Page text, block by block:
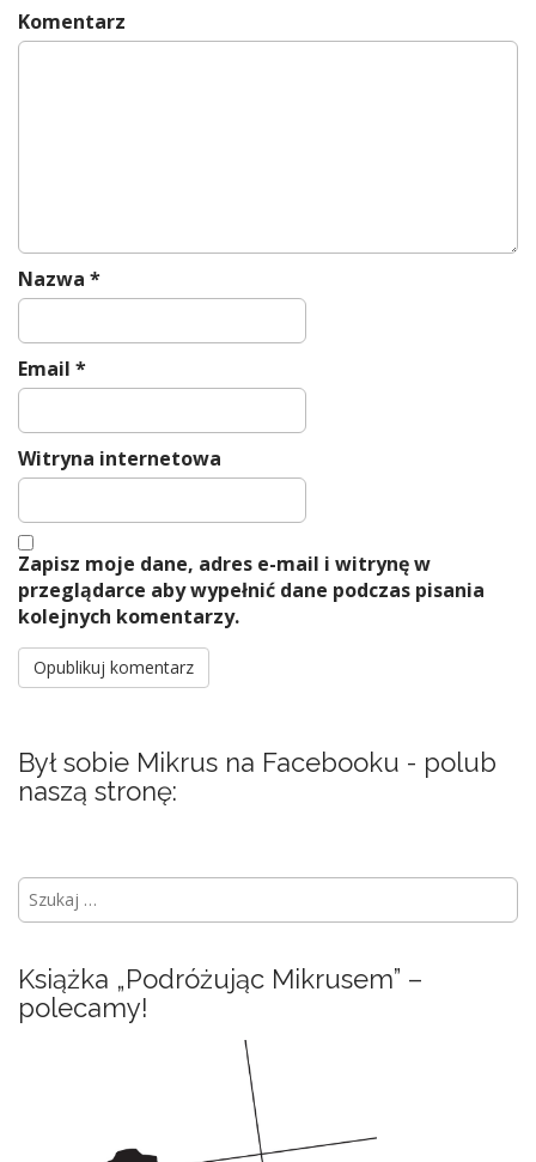
t
Komentarz
Nazwa *
Email *
Witryna internetowa
Zapisz moje dane, adres e-mail i witrynę w
przeglądarce aby wypełnić dane podczas pisania
kolejnych komentarzy.
Był sobie Mikrus na Facebooku - polub
naszą stronę:
S
a
j
:
Książka „Podróżując Mikrusem” –
polecamy!